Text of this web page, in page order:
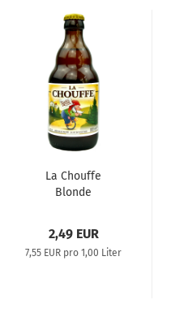
La Chouffe
Blonde
2,49 EUR
7,55 EUR pro 1,00 Liter